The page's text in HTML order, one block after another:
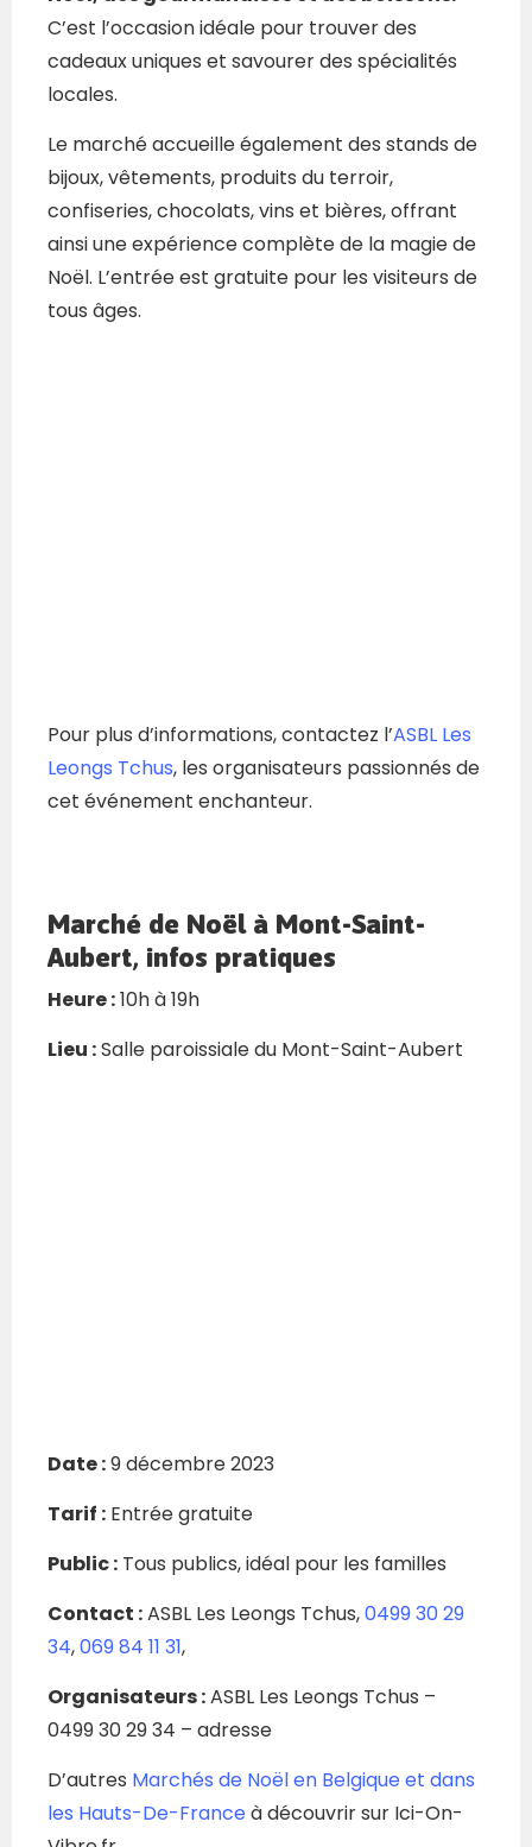
C’est l’occasion idéale pour trouver des
cadeaux uniques et savourer des spécialités
locales.
Le marché accueille également des stands de
bijoux, vêtements, produits du terroir,
confiseries, chocolats, vins et bières, offrant
ainsi une expérience complète de la magie de
Noël. L’entrée est gratuite pour les visiteurs de
tous âges.
Pour plus d’informations, contactez l’ASBL Les
Leongs Tchus, les organisateurs passionnés de
cet événement enchanteur.
Marché de Noël à Mont-Saint-
Aubert, infos pratiques
Heure :10h à 19h
Lieu :Salle paroissiale du Mont-Saint-Aubert
Date :9 décembre 2023
Tarif : Entrée gratuite
Public : Tous publics, idéal pour les familles
Contact :ASBL Les Leongs Tchus,0499 30 29
34,069 84 11 31,
Organisateurs :ASBL Les Leongs Tchus –
0499 30 29 34 – adresse
D’autres Marchés de Noël en Belgique et dans
les Hauts-De-Franceà découvrir sur Ici-On-